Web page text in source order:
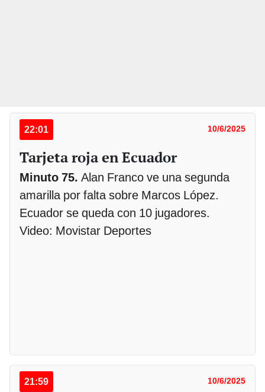
22:01 10/6/2025
Tarjeta roja en Ecuador
Minuto 75. Alan Franco ve una segunda
amarilla por falta sobre Marcos López.
Ecuador se queda con 10 jugadores.
Video: Movistar Deportes
21:59 10/6/2025